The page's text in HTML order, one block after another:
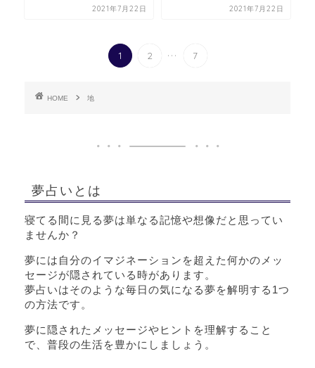
2021年7月22日 2021年7月22日
1 2 ... 7
HOME 地
夢占いとは
寝てる間に見る夢は単なる記憶や想像だと思ってい
ませんか？
夢には自分のイマジネーションを超えた何かのメッ
セージが隠されている時があります。
夢占いはそのような毎日の気になる夢を解明する1つ
の方法です。
夢に隠されたメッセージやヒントを理解すること
で、普段の生活を豊かにしましょう。